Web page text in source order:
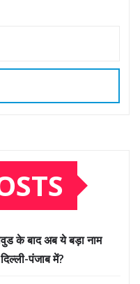
के बाद अब ये बड़ा नाम
पंजाब में?